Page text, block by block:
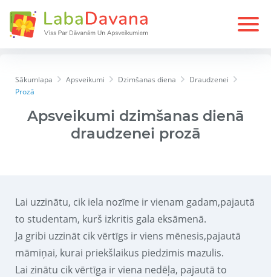
Sākumlapa Apsveikumi Dzimšanas diena
Draudzenei
Prozā
Apsveikumi dzimšanas dienā
draudzenei prozā
Lai uzzinātu, cik iela nozīme ir vienam gadam,pajautā
to studentam, kurš izkritis gala eksāmenā.
Ja gribi uzzināt cik vērtīgs ir viens mēnesis,pajautā
māmiņai, kurai priekšlaikus piedzimis mazulis.
Lai zinātu cik vērtīga ir viena nedēļa, pajautā to